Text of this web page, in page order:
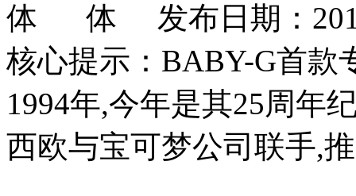
发布日期：
核心提示：BABY-G首款
1994年,今年是其25周年
西欧与宝可梦公司联手,